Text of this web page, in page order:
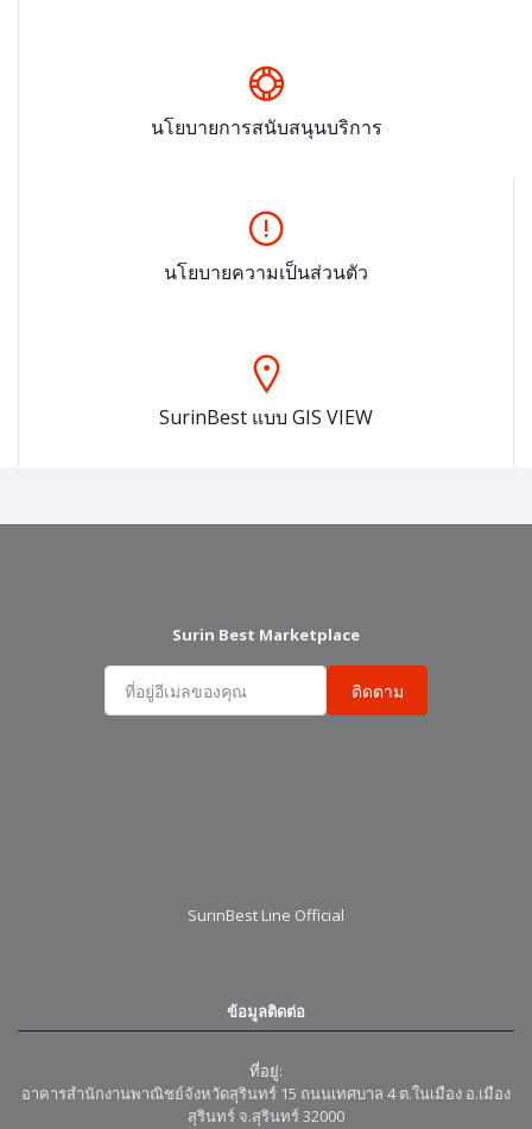
นโยบายการสนับสนุนบริการ
นโยบายความเป็นส่วนตัว
SurinBest แบบ GIS VIEW
Surin Best Marketplace
ติดตาม
SurinBest Line Official
ข้อมูลติดต่อ
ที่อยู่:
อาคารสำนักงานพาณิชย์จังหวัดสุรินทร์ 15 ถนนเทศบาล 4 ต.ในเมือง อ.เมือง
สุรินทร์ จ.สุรินทร์ 32000